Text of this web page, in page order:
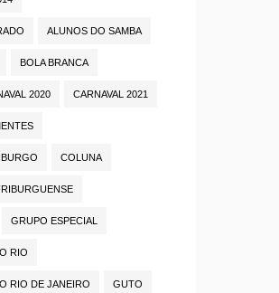
ALUNOS DO SAMBA
BOLA BRANCA
2020 CARNAVAL 2021
COLUNA
GRUPO ESPECIAL
RIO
RIO DE JANEIRO GUTO